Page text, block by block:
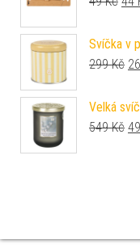
Svíčka v
299Kč
Velká
549Kč